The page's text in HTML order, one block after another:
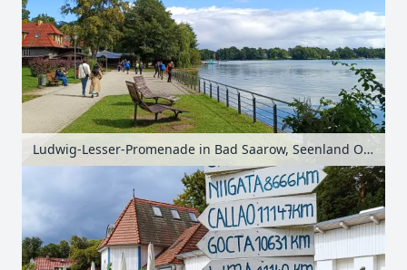
Ludwig-Lesser-Promenade in Bad Saarow, Seenland Oder-Spree, Brandenburg, Deutschland